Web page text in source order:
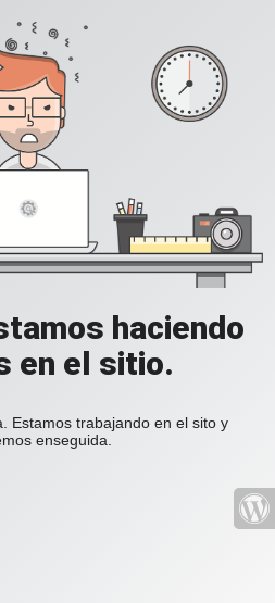
haciendo
en el sitio.
Estamos trabajando en el sito y
enseguida.